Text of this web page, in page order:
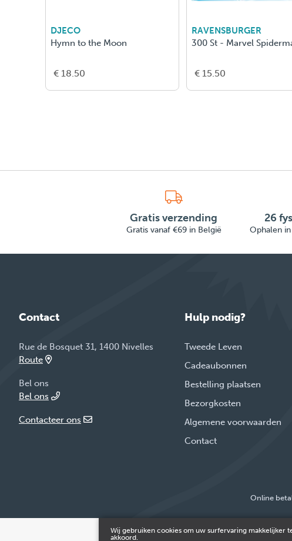
DJECO
Hymn to the Moon
€ 18.50
RAVENSBURGER
300 St - Marvel
€ 15.50
Gratis verzending
Gratis vanaf €69 in België
26
Ophalen
Contact
Rue de Bosquet 31, 1400 Nivelles
Route
Bel ons
Bel ons
Contacteer ons
Hulp nodig?
Tweede Leven
Cadeaubonnen
Bestelling plaatsen
Bezorgkosten
Algemene voorwaarden
Contact
Online
©
Wij gebruiken cookies om uw surfervaring makkelijker
akkoord.